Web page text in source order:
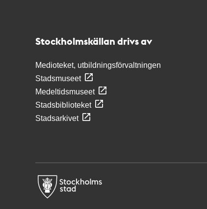
Stockholmskällan drivs av
Medioteket, utbildningsförvaltningen
Stadsmuseet
Medeltidsmuseet
Stadsbiblioteket
Stadsarkivet